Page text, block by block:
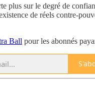
plus sur le degré de
de réels contre-
Ball pour les abonnés